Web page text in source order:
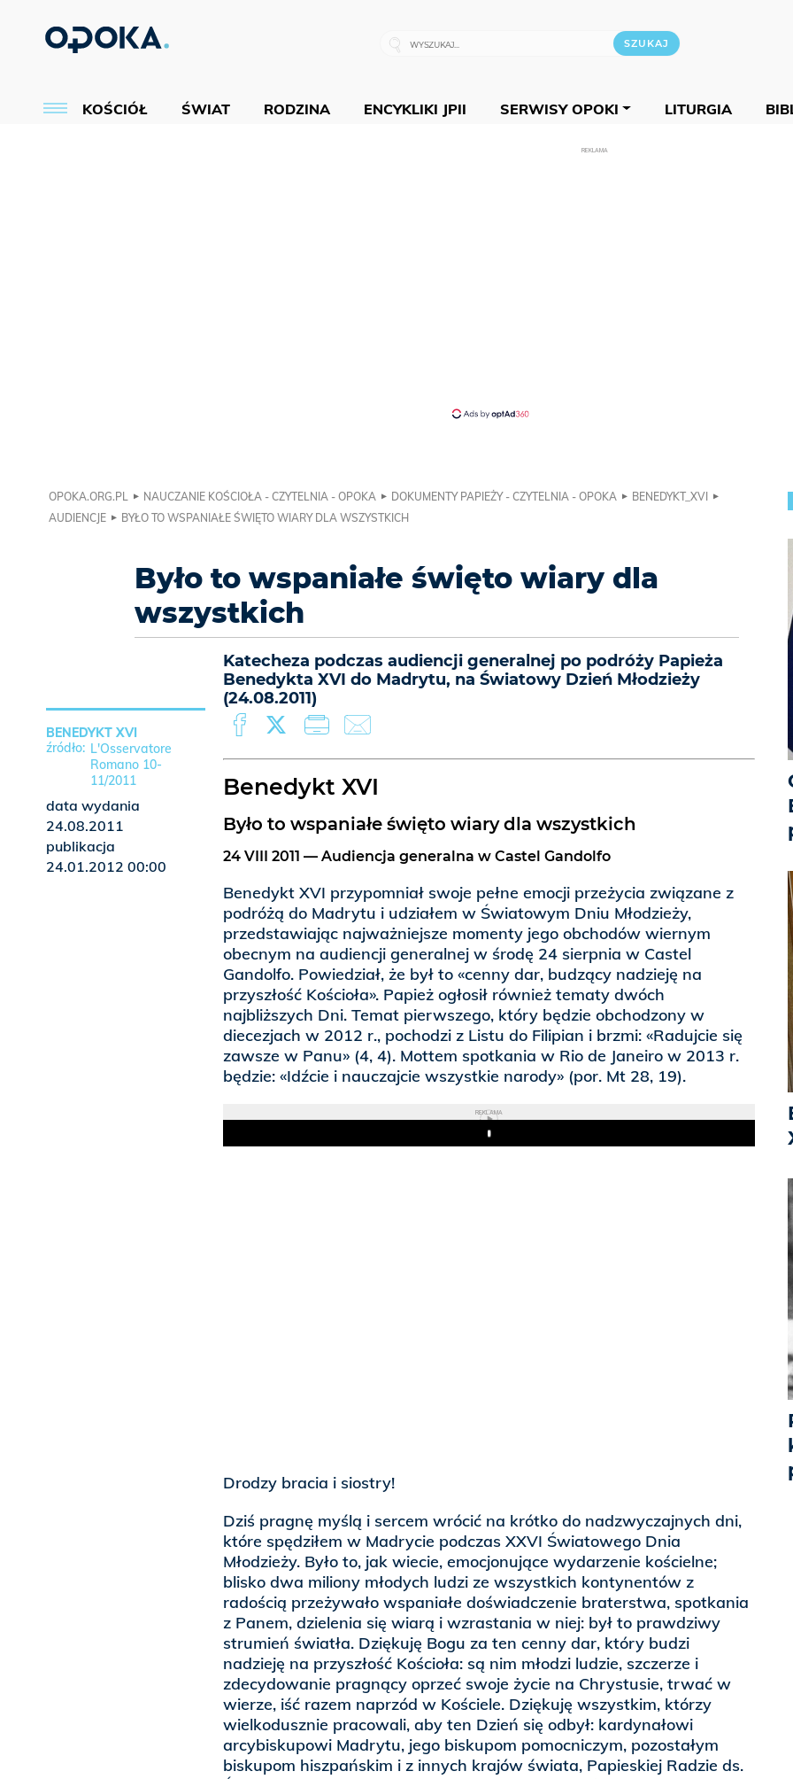
KOŚCIÓŁ ŚWIAT RODZINA ENCYKLIKI JPII SERWISY OPOKI LITURGIA
REKLAMA
OPOKA.ORG.PL NAUCZANIE KOŚCIOŁA - CZYTELNIA - OPOKA DOKUMENTY PAPIEŻY - CZYTELNIA - OPOKA
BENEDYKT_XVI
AUDIENCJE
BYŁO TO WSPANIAŁE ŚWIĘTO WIARY DLA WSZYSTKICH
Było to wspaniałe święto wiary dla
wszystkich
Katecheza podczas audiencji generalnej po podróży Papieża
Benedykta XVI do Madrytu, na Światowy Dzień Młodzieży
(24.08.2011)
Benedykt XVI
Było to wspaniałe święto wiary dla wszystkich
24 VIII 2011 — Audiencja generalna w Castel Gandolfo
Benedykt XVI przypomniał swoje pełne emocji przeżycia związane z
podróżą do Madrytu i udziałem w Światowym Dniu Młodzieży,
przedstawiając najważniejsze momenty jego obchodów wiernym
obecnym na audiencji generalnej w środę 24 sierpnia w Castel
Gandolfo. Powiedział, że był to «cenny dar, budzący nadzieję na
przyszłość Kościoła». Papież ogłosił również tematy dwóch
najbliższych Dni. Temat pierwszego, który będzie obchodzony w
diecezjach w 2012 r., pochodzi z Listu do Filipian i brzmi: «Radujcie się
zawsze w Panu» (4, 4). Mottem spotkania w Rio de Janeiro w 2013 r.
będzie: «Idźcie i nauczajcie wszystkie narody» (por. Mt 28, 19).
REKLAMA
Play
Drodzy bracia i siostry!
Dziś pragnę myślą i sercem wrócić na krótko do nadzwyczajnych dni,
które spędziłem w Madrycie podczas XXVI Światowego Dnia
Młodzieży. Było to, jak wiecie, emocjonujące wydarzenie kościelne;
blisko dwa miliony młodych ludzi ze wszystkich kontynentów z
radością przeżywało wspaniałe doświadczenie braterstwa, spotkania
z Panem, dzielenia się wiarą i wzrastania w niej: był to prawdziwy
strumień światła. Dziękuję Bogu za ten cenny dar, który budzi
nadzieję na przyszłość Kościoła: są nim młodzi ludzie, szczerze i
zdecydowanie pragnący oprzeć swoje życie na Chrystusie, trwać w
wierze, iść razem naprzód w Kościele. Dziękuję wszystkim, którzy
wielkodusznie pracowali, aby ten Dzień się odbył: kardynałowi
arcybiskupowi Madrytu, jego biskupom pomocniczym, pozostałym
biskupom hiszpańskim i z innych krajów świata, Papieskiej Radzie ds.
BENEDYKT XVI
L'Osservatore
Romano 10-
11/2011
data wydania
24.08.2011
publikacja
24.01.2012 00:00